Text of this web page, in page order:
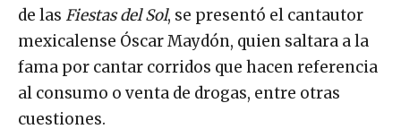
de las Fiestas del Sol, se presentó el cantautor
mexicalense Óscar Maydón, quien saltara a la
fama por cantar corridos que hacen referencia
al consumo o venta de drogas, entre otras
cuestiones.